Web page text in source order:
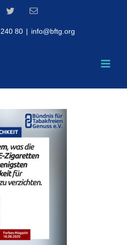
TwitterEmail
80 | info@bftg.org